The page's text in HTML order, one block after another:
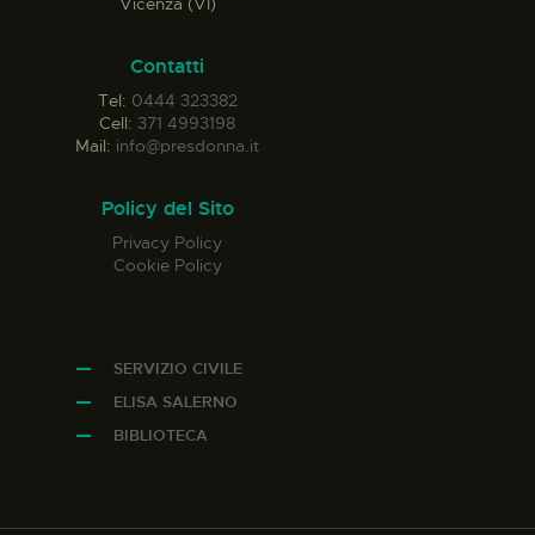
Contatti
Tel: 0444 323382
Cell: 371 4993198
Mail: info@presdonna.it
Policy del Sito
Privacy Policy
Cookie Policy
SERVIZIO CIVILE
ELISA SALERNO
BIBLIOTECA